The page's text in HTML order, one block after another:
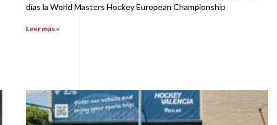
días la World Masters Hockey European Championship
Leer más »